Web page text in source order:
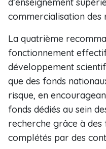
commercialisation des
La quatrième
fonctionnement
développement
que des fonds
risque, en
fonds dédiés au sein
recherche grâce à des
complétés par des